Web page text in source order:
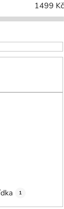
1499 Kč
1